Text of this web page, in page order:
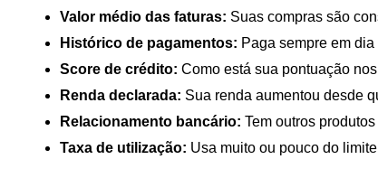
Valor médio das faturas: Suas compras são
Histórico de pagamentos: Paga sempre em
Score de crédito: Como está sua pontuação
Renda declarada: Sua renda aumentou desde
Relacionamento bancário: Tem outros
Taxa de utilização: Usa muito ou pouco do